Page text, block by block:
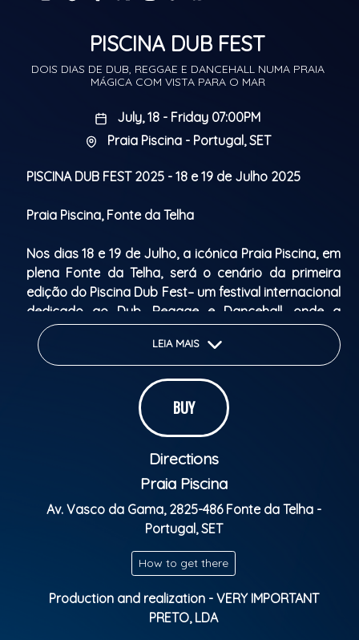
PISCINA DUB FEST
DOIS DIAS DE DUB, REGGAE E DANCEHALL NUMA PRAIA
MÁGICA COM VISTA PARA O MAR
July, 18 - Friday 07:00PM
Praia Piscina - Portugal, SET
PISCINA DUB FEST 2025 - 18 e 19 de Julho 2025
Praia Piscina, Fonte da Telha
Nos dias 18 e 19 de Julho, a icónica Praia Piscina, em
plena Fonte da Telha, será o cenário da primeira
edição do Piscina Dub Fest– um festival internacional
dedicado ao Dub, Reggae e Dancehall , onde a
música encontra o mar e o sol se junta ao som.
Com o sistema sonoro do coletivo
a dar o ritmo, o festival contará com um cartaz
de luxo, reunindo alguns dos nomes mais
– Atlantic Sound (PT)
– Fatbabs & Davojah (FR)
– Mungo’s Hi Fi (UK)
LEIA MAIS
BUY
Directions
Praia Piscina
Av. Vasco da Gama, 2825-486 Fonte da Telha -
Portugal, SET
How to get there
Production and realization - VERY IMPORTANT
PRETO, LDA